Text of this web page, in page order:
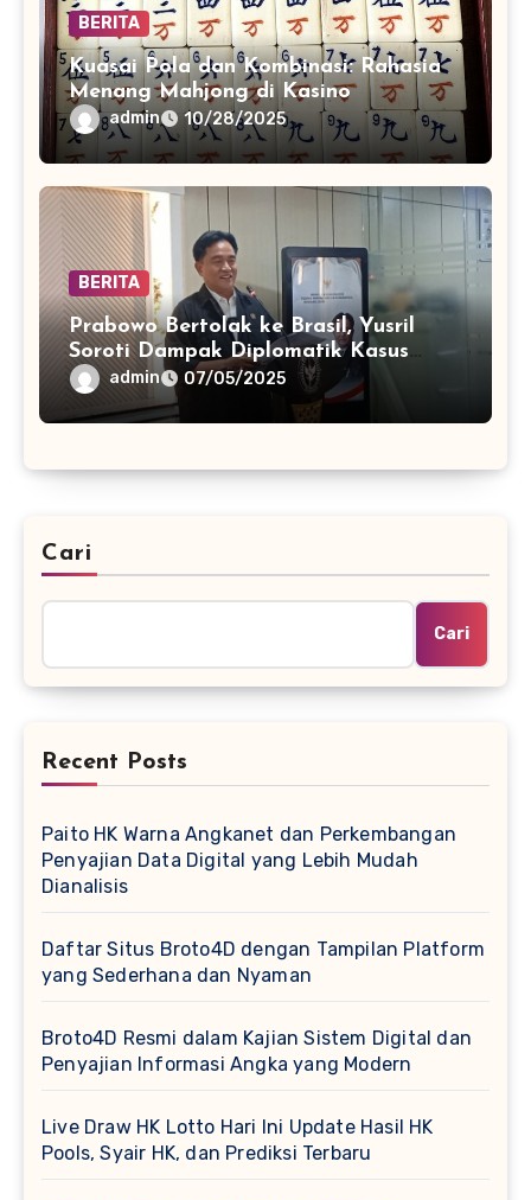
BERITA
Kuasai Pola dan Kombinasi: Rahasia
Menang Mahjong di Kasino
admin 10/28/2025
BERITA
Prabowo Bertolak ke Brasil, Yusril
Soroti Dampak Diplomatik Kasus
Juliana Marins
admin 07/05/2025
Cari
Cari
Recent Posts
Paito HK Warna Angkanet dan Perkembangan
Penyajian Data Digital yang Lebih Mudah
Dianalisis
Daftar Situs Broto4D dengan Tampilan Platform
yang Sederhana dan Nyaman
Broto4D Resmi dalam Kajian Sistem Digital dan
Penyajian Informasi Angka yang Modern
Live Draw HK Lotto Hari Ini Update Hasil HK
Pools, Syair HK, dan Prediksi Terbaru